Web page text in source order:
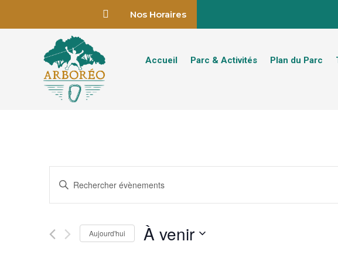
 Nos Horaires
Accueil Parc & Activités Plan du Parc
et
navigation
vues
Saisir
clé.
ÉvènementsAujourd'hui À venir